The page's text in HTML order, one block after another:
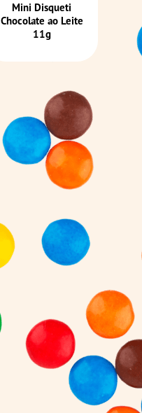
Mini Disqueti
Chocolate ao Leite
11g